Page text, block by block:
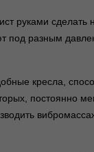
руками сделать
разным
кресла,
постоянно